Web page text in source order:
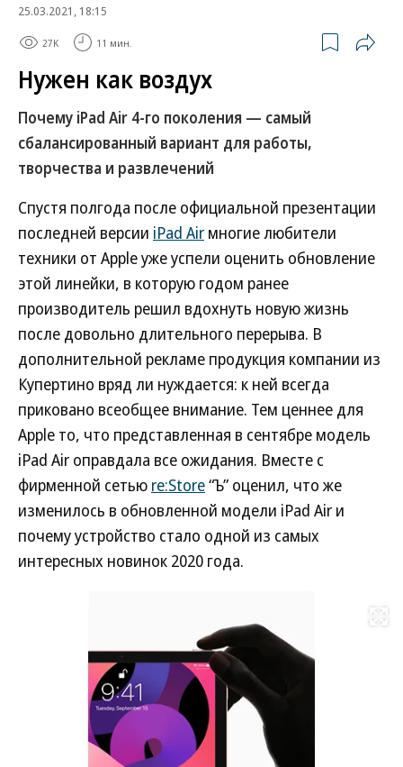
25.03.2021, 18:15
27K 11 мин.
Нужен как воздух
Почему iPad Air 4-го поколения — самый
сбалансированный вариант для работы,
творчества и развлечений
Спустя полгода после официальной презентации
последней версии iPad Air многие любители
техники от Apple уже успели оценить обновление
этой линейки, в которую годом ранее
производитель решил вдохнуть новую жизнь
после довольно длительного перерыва. В
дополнительной рекламе продукция компании из
Купертино вряд ли нуждается: к ней всегда
приковано всеобщее внимание. Тем ценнее для
Apple то, что представленная в сентябре модель
iPad Air оправдала все ожидания. Вместе с
фирменной сетью re:Store“Ъ” оценил, что же
изменилось в обновленной модели iPad Air и
почему устройство стало одной из самых
интересных новинок 2020 года.